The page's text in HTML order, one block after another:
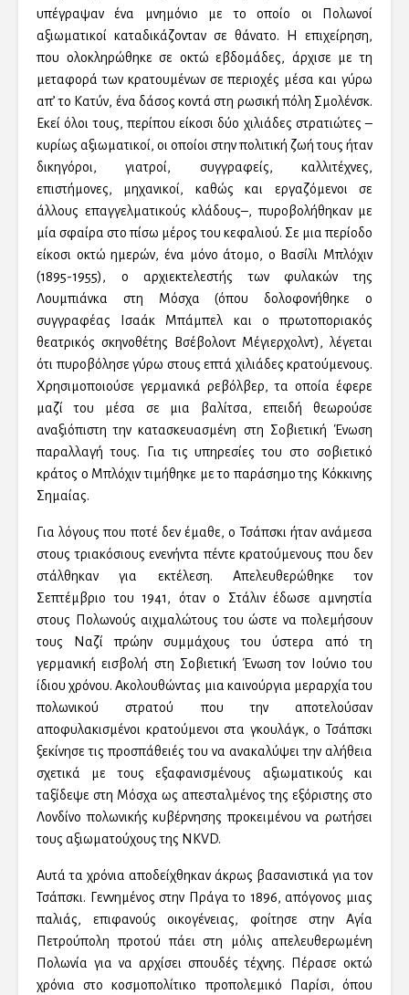
υπέγραψαν ένα μνημόνιο με το οποίο οι Πολωνοί
αξιωματικοί καταδικάζονταν σε θάνατο. Η επιχείρηση,
που ολοκληρώθηκε σε οκτώ εβδομάδες, άρχισε με τη
μεταφορά των κρατουμένων σε περιοχές μέσα και γύρω
απ’ το Κατύν, ένα δάσος κοντά στη ρωσική πόλη Σμολένσκ.
Εκεί όλοι τους, περίπου είκοσι δύο χιλιάδες στρατιώτες –
κυρίως αξιωματικοί, οι οποίοι στην πολιτική ζωή τους ήταν
δικηγόροι, γιατροί, συγγραφείς, καλλιτέχνες,
επιστήμονες, μηχανικοί, καθώς και εργαζόμενοι σε
άλλους επαγγελματικούς κλάδους–, πυροβολήθηκαν με
μία σφαίρα στο πίσω μέρος του κεφαλιού. Σε μια περίοδο
είκοσι οκτώ ημερών, ένα μόνο άτομο, ο Βασίλι Μπλόχιν
(1895-1955), ο αρχιεκτελεστής των φυλακών της
Λουμπιάνκα στη Μόσχα (όπου δολοφονήθηκε ο
συγγραφέας Ισαάκ Μπάμπελ και ο πρωτοποριακός
θεατρικός σκηνοθέτης Βσέβολοντ Μέγιερχολντ), λέγεται
ότι πυροβόλησε γύρω στους επτά χιλιάδες κρατούμενους.
Χρησιμοποιούσε γερμανικά ρεβόλβερ, τα οποία έφερε
μαζί του μέσα σε μια βαλίτσα, επειδή θεωρούσε
αναξιόπιστη την κατασκευασμένη στη Σοβιετική Ένωση
παραλλαγή τους. Για τις υπηρεσίες του στο σοβιετικό
κράτος ο Μπλόχιν τιμήθηκε με το παράσημο της Κόκκινης
Σημαίας.
Για λόγους που ποτέ δεν έμαθε, ο Τσάπσκι ήταν ανάμεσα
στους τριακόσιους ενενήντα πέντε κρατούμενους που δεν
στάλθηκαν για εκτέλεση. Απελευθερώθηκε τον
Σεπτέμβριο του 1941, όταν ο Στάλιν έδωσε αμνηστία
στους Πολωνούς αιχμαλώτους του ώστε να πολεμήσουν
τους Ναζί πρώην συμμάχους του ύστερα από τη
γερμανική εισβολή στη Σοβιετική Ένωση τον Ιούνιο του
ίδιου χρόνου. Ακολουθώντας μια καινούργια μεραρχία του
πολωνικού στρατού που την αποτελούσαν
αποφυλακισμένοι κρατούμενοι στα γκουλάγκ, ο Τσάπσκι
ξεκίνησε τις προσπάθειές του να ανακαλύψει την αλήθεια
σχετικά με τους εξαφανισμένους αξιωματικούς και
ταξίδεψε στη Μόσχα ως απεσταλμένος της εξόριστης στο
Λονδίνο πολωνικής κυβέρνησης προκειμένου να ρωτήσει
τους αξιωματούχους της NKVD.
Αυτά τα χρόνια αποδείχθηκαν άκρως βασανιστικά για τον
Τσάπσκι. Γεννημένος στην Πράγα το 1896, απόγονος μιας
παλιάς, επιφανούς οικογένειας, φοίτησε στην Αγία
Πετρούπολη προτού πάει στη μόλις απελευθερωμένη
Πολωνία για να αρχίσει σπουδές τέχνης. Πέρασε οκτώ
χρόνια στο κοσμοπολίτικο προπολεμικό Παρίσι, όπου